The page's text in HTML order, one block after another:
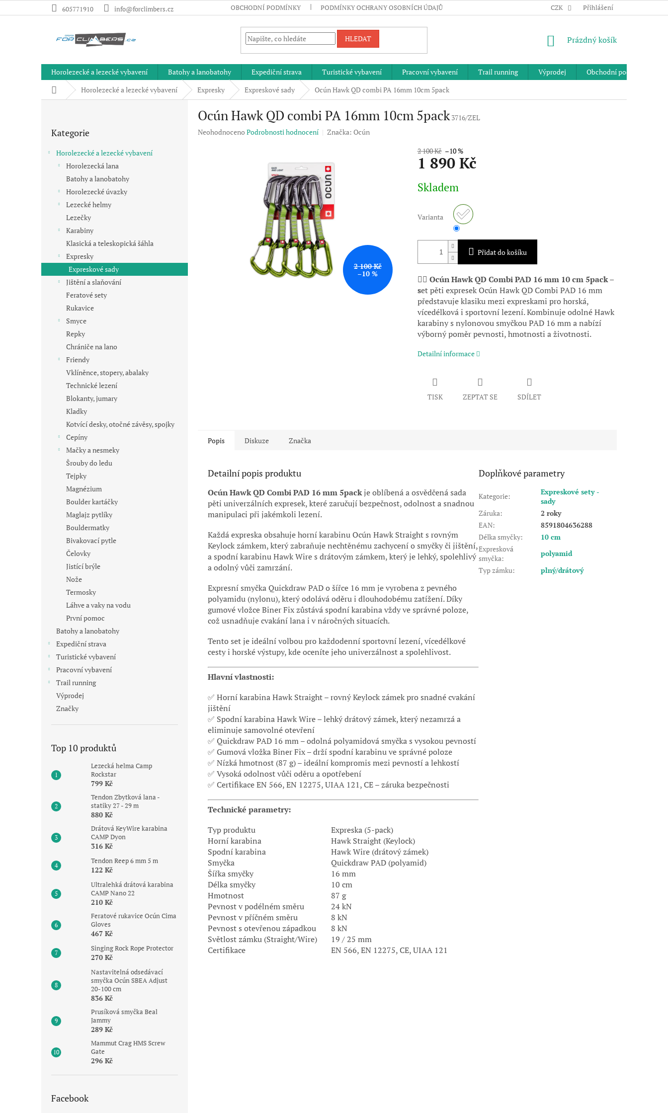
na
605771910 info@forclimbers.cz OBCHODNÍ PODMÍNKY PODMÍNKY OCHRANY OSOBNÍCH ÚDAJŮ CZK Přihlášení
HLEDAT
NÁKUPNÍ
Prázdný košík
Horolezecké a lezecké vybavení Batohy a lanobatohy Expediční strava Turistické vybavení Pracovní vybavení Trail running Výprodej
Obchodní podmínky
Domů Horolezecké a lezecké vybavení Expresky Expreskové sady Ocún Hawk QD combi PA 16mm 10cm 5pack
kategorie
Kategorie
Horolezecké a lezecké vybavení
Horolezecká lana
Batohy a lanobatohy
Horolezecké úvazky
Lezecké helmy
Lezečky
Karabiny
Klasická a teleskopická šáhla
Expresky
Expreskové sady
Jištění a slaňování
Feratové sety
Rukavice
Smyce
Repky
Chrániče na lano
Friendy
Vklíněnce, stopery, abalaky
Technické lezení
Blokanty, jumary
Kladky
Kotvící desky, otočné závěsy, spojky
Cepíny
Mačky a nesmeky
Šrouby do ledu
Tejpky
Magnézium
Boulder kartáčky
Maglajz pytlíky
Bouldermatky
Bivakovací pytle
Čelovky
Jistící brýle
Nože
Termosky
Láhve a vaky na vodu
První pomoc
Batohy a lanobatohy
Expediční strava
Turistické vybavení
Pracovní vybavení
Trail running
Výprodej
Značky
Top 10 produktů
Lezecká helma Camp
Rockstar
799 Kč
Tendon Zbytková lana -
statiky 27 - 29 m
880 Kč
Drátová KeyWire karabina
CAMP Dyon
316 Kč
Tendon Reep 6 mm 5 m
122 Kč
Ultralehká drátová karabina
CAMP Nano 22
210 Kč
Feratové rukavice Ocún Cima
Gloves
467 Kč
Singing Rock Rope Protector
270 Kč
Nastavitelná odsedávací
smyčka Ocún SBEA Adjust
20-100 cm
836 Kč
Prusíková smyčka Beal
Jammy
289 Kč
Mammut Crag HMS Screw
Gate
296 Kč
Facebook
Ocún Hawk QD combi PA 16mm 10cm 5pack 3716/ZEL
Průměrné
Neohodnoceno Podrobnosti hodnocení Značka: Ocún
2 100 Kč
–10 %
2 100 Kč –10 %
1 890 Kč
cena:
Skladem
Varianta
Přidat do košíku
🧗‍♂️ Ocún Hawk QD Combi PAD 16 mm 10 cm 5pack –
set pěti expresek Ocún Hawk QD Combi PAD 16 mm
představuje klasiku mezi expreskami pro horská,
vícedélková i sportovní lezení. Kombinuje odolné Hawk
karabiny s nylonovou smyčkou PAD 16 mm a nabízí
výborný poměr pevnosti, hmotnosti a životnosti.
Detailní informace
TISK ZEPTAT SE SDÍLET
Popis Diskuze Značka
Detailní popis produktu
Ocún Hawk QD Combi PAD 16 mm 5packje oblíbená a osvědčená sada
pěti univerzálních expresek, které zaručují bezpečnost, odolnost a snadnou
manipulaci při jakémkoli lezení.
Každá expreska obsahuje horní karabinu Ocún Hawk Straight s rovným
Keylock zámkem, který zabraňuje nechtěnému zachycení o smyčky či jištění,
a spodní karabinu Hawk Wire s drátovým zámkem, který je lehký, spolehlivý
a odolný vůči zamrzání.
Expresní smyčka Quickdraw PAD o šířce 16 mm je vyrobena z pevného
polyamidu (nylonu), který odolává oděru i dlouhodobému zatížení. Díky
gumové vložce Biner Fix zůstává spodní karabina vždy ve správné poloze,
což usnadňuje cvakání lana i v náročných situacích.
Tento set je ideální volbou pro každodenní sportovní lezení, vícedélkové
cesty i horské výstupy, kde oceníte jeho univerzálnost a spolehlivost.
Hlavní vlastnosti:
✅ Horní karabina Hawk Straight – rovný Keylock zámek pro snadné cvakání
jištění
✅ Spodní karabina Hawk Wire – lehký drátový zámek, který nezamrzá a
eliminuje samovolné otevření
✅ Quickdraw PAD 16 mm – odolná polyamidová smyčka s vysokou pevností
✅ Gumová vložka Biner Fix – drží spodní karabinu ve správné poloze
✅ Nízká hmotnost (87 g) – ideální kompromis mezi pevností a lehkostí
✅ Vysoká odolnost vůči oděru a opotřebení
✅ Certifikace EN 566, EN 12275, UIAA 121, CE – záruka bezpečnosti
Technické parametry:
Typ produktu
Expreska (5-pack)
Horní karabina
Hawk Straight (Keylock)
Spodní karabina
Hawk Wire (drátový zámek)
Smyčka
Quickdraw PAD (polyamid)
Šířka smyčky
16 mm
Délka smyčky
10 cm
Hmotnost
87 g
Pevnost v podélném směru
24 kN
Pevnost v příčném směru
8 kN
Pevnost s otevřenou západkou
8 kN
Světlost zámku (Straight/Wire)
19 / 25 mm
Certifikace
EN 566, EN 12275, CE, UIAA 121
Doplňkové parametry
Kategorie:
Expreskové sety -
sady
Záruka:
2 roky
EAN:
8591804636288
Délka smyčky:
10 cm
Expresková
smyčka:
polyamid
Typ zámku: plný/drátový